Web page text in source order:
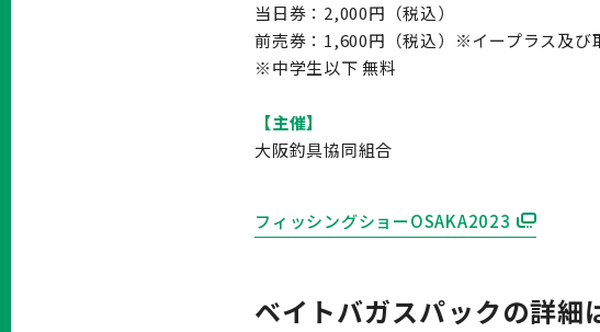
当日券：2,000円（税込）
前売券：1,600円（税込）※イープラス及び
※中学生以下 無料
【主催】
大阪釣具協同組合
フィッシングショーOSAKA2023
ベイトバガスパックの詳細